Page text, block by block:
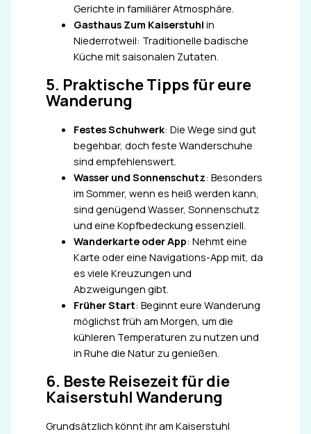
Gerichte in familiärer Atmosphäre.
Gasthaus Zum Kaiserstuhl in
Niederrotweil: Traditionelle badische
Küche mit saisonalen Zutaten.
5. Praktische Tipps für eure
Wanderung
Festes Schuhwerk: Die Wege sind gut
begehbar, doch feste Wanderschuhe
sind empfehlenswert.
Wasser und Sonnenschutz: Besonders
im Sommer, wenn es heiß werden kann,
sind genügend Wasser, Sonnenschutz
und eine Kopfbedeckung essenziell.
Wanderkarte oder App: Nehmt eine
Karte oder eine Navigations-App mit, da
es viele Kreuzungen und
Abzweigungen gibt.
Früher Start: Beginnt eure Wanderung
möglichst früh am Morgen, um die
kühleren Temperaturen zu nutzen und
in Ruhe die Natur zu genießen.
6. Beste Reisezeit für die
Kaiserstuhl Wanderung
Grundsätzlich könnt ihr am Kaiserstuhl